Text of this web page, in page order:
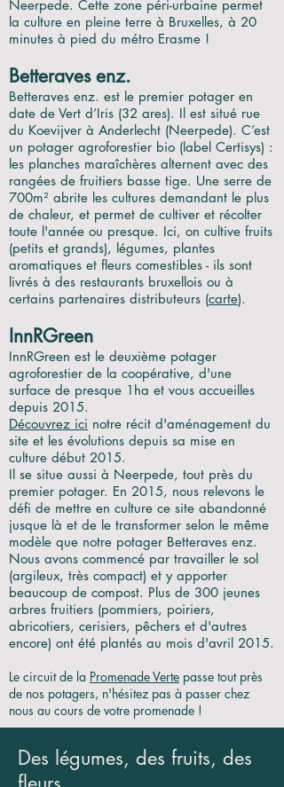
Neerpede. Cette zone péri-urbaine permet
la culture en pleine terre à Bruxelles, à 20
minutes à pied du métro Erasme !
Betteraves enz.
Betteraves enz. est le premier potager en
date de Vert d’Iris (32 ares). Il est situé rue
du Koevijver à Anderlecht (Neerpede). C’est
un potager agroforestier bio (label Certisys) :
les planches maraîchères alternent avec des
rangées de fruitiers basse tige. Une serre de
700m² abrite les cultures demandant le plus
de chaleur, et permet de cultiver et récolter
toute l'année ou presque. Ici, on cultive fruits
(petits et grands), légumes, plantes
aromatiques et fleurs comestibles - ils sont
livrés à des restaurants bruxellois ou à
certains partenaires distributeurs (carte).
InnRGreen
InnRGreen est le deuxième potager
agroforestier de la coopérative, d'une
surface de presque 1ha et vous accueilles
depuis 2015.
Découvrez ici notre récit d'aménagement du
site et les évolutions depuis sa mise en
culture début 2015.
Il se situe aussi à Neerpede, tout près du
premier potager. En 2015, nous relevons le
défi de mettre en culture ce site abandonné
jusque là et de le transformer selon le même
modèle que notre potager Betteraves enz.
Nous avons commencé par travailler le sol
(argileux, très compact) et y apporter
beaucoup de compost. Plus de 300 jeunes
arbres fruitiers (pommiers, poiriers,
abricotiers, cerisiers, pêchers et d'autres
encore) ont été plantés au mois d'avril 2015.
Le circuit de la Promenade Verte passe tout près
de nos potagers, n'hésitez pas à passer chez
nous au cours de votre promenade !
Des légumes, des fruits, des